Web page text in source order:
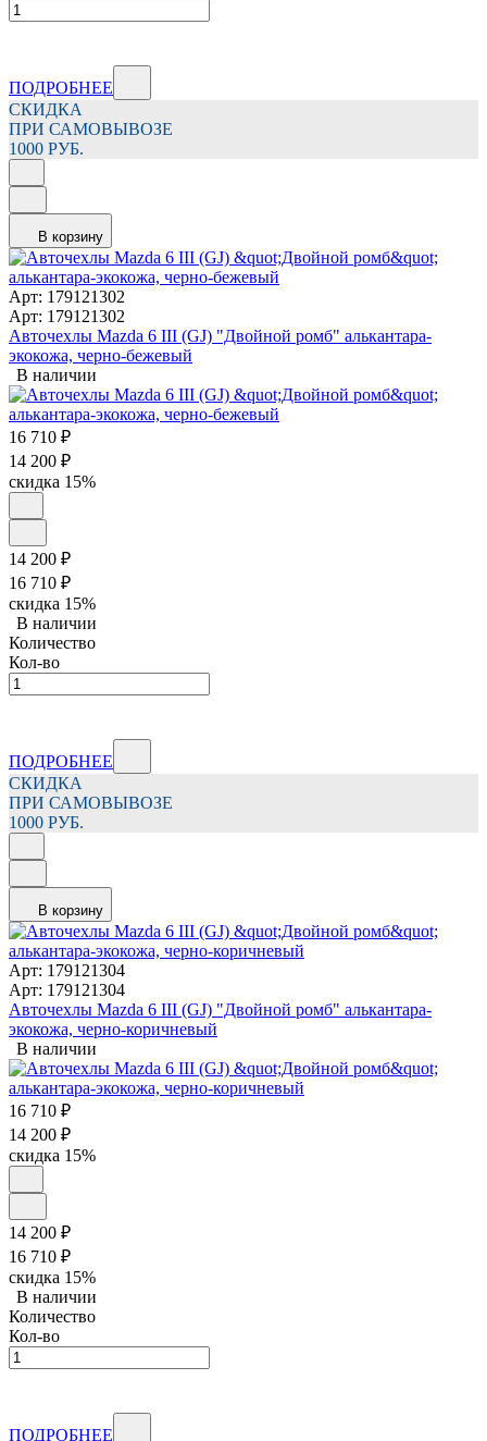
ПОДРОБНЕЕ
СКИДКА
ПРИ САМОВЫВОЗЕ
1000 РУБ.
В корзину
Арт: 179121302
Арт: 179121302
Авточехлы Mazda 6 III (GJ) "Двойной ромб" алькантара-
экокожа, черно-бежевый
В наличии
16 710 ₽
14 200 ₽
скидка 15%
14 200 ₽
16 710 ₽
скидка 15%
В наличии
Количество
Кол-во
ПОДРОБНЕЕ
СКИДКА
ПРИ САМОВЫВОЗЕ
1000 РУБ.
В корзину
Арт: 179121304
Арт: 179121304
Авточехлы Mazda 6 III (GJ) "Двойной ромб" алькантара-
экокожа, черно-коричневый
В наличии
16 710 ₽
14 200 ₽
скидка 15%
14 200 ₽
16 710 ₽
скидка 15%
В наличии
Количество
Кол-во
ПОДРОБНЕЕ